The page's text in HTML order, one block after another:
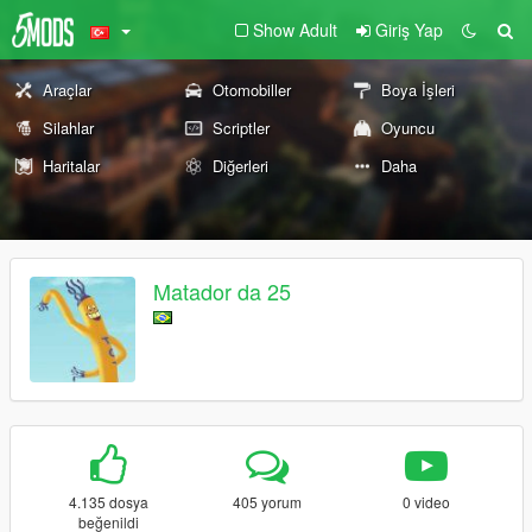
Show Adult Giriş Yap
Araçlar Otomobiller
Boya İşleri
Silahlar
Scriptler
Oyuncu
Haritalar
Diğerleri Daha
Matador da 25
4.135 dosya
beğenildi
405 yorum 0 video